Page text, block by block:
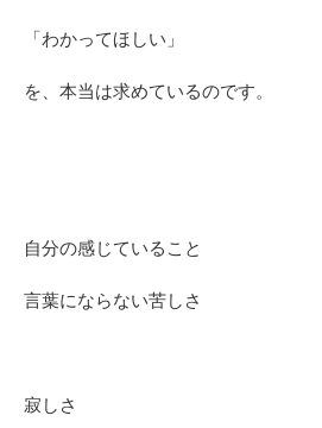
「わかってほしい」
を、本当は求めているのです。
自分の感じていること
言葉にならない苦しさ
寂しさ